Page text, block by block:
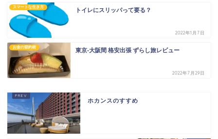
スマートな生き方 トイレにスリッパって要る？
2022年1月7日
お金の節約術 東京-大阪間 格安出張 ずらし旅レビュー
2022年7月29日
ホカンスのすすめ